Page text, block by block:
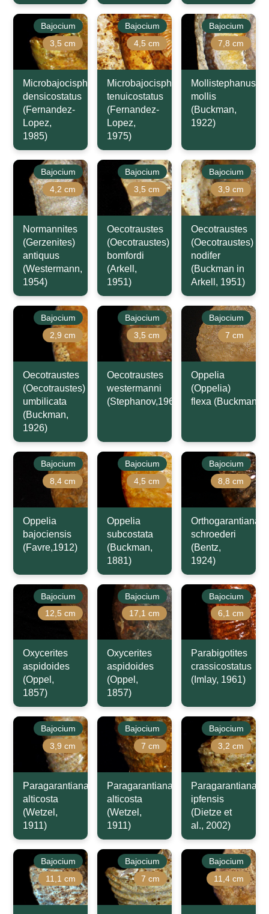
Bajocium
3,5 cm
Microbajocisphinctes
densicostatus
(Fernandez-
Lopez,
1985)
Bajocium
4,5 cm
Microbajocisphinctes
tenuicostatus
(Fernandez-
Lopez,
1975)
Bajocium
7,8 cm
Mollistephanus
mollis
(Buckman,
1922)
Bajocium
4,2 cm
Normannites
(Gerzenites)
antiquus
(Westermann,
1954)
Bajocium
3,5 cm
Oecotraustes
(Oecotraustes)
bomfordi
(Arkell,
1951)
Bajocium
3,9 cm
Oecotraustes
(Oecotraustes)
nodifer
(Buckman in
Arkell, 1951)
Bajocium
2,9 cm
Oecotraustes
(Oecotraustes)
umbilicata
(Buckman,
1926)
Bajocium
3,5 cm
Oecotraustes
westermanni
(Stephanov,1966)
Bajocium
7 cm
Oppelia
(Oppelia)
flexa
Bajocium
8,4 cm
Oppelia
bajociensis
(Favre,1912)
Bajocium
4,5 cm
Oppelia
subcostata
(Buckman,
1881)
Bajocium
8,8 cm
Orthogarantiana
schroederi
(Bentz,
1924)
Bajocium
12,5 cm
Oxycerites
aspidoides
(Oppel,
1857)
Bajocium
17,1 cm
Oxycerites
aspidoides
(Oppel,
1857)
Bajocium
6,1 cm
Parabigotites
crassicostatus
(Imlay, 1961)
Bajocium
3,9 cm
Paragarantiana
alticosta
(Wetzel,
1911)
Bajocium
7 cm
Paragarantiana
alticosta
(Wetzel,
1911)
Bajocium
3,2 cm
Paragarantiana
ipfensis
(Dietze et
al., 2002)
Bajocium
11,1 cm
Bajocium
7 cm
Bajocium
11,4 cm